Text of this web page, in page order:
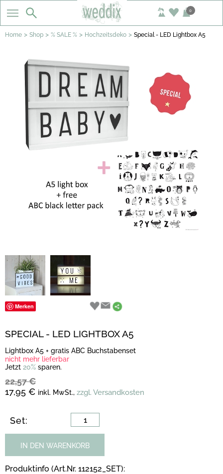
0
Home > Shop > % SALE % > Hochzeitsdeko > Special - LED Lightbox A5
Merken
SPECIAL - LED LIGHTBOX A5
Lightbox A5 + gratis ABC Buchstabenset
nicht mehr lieferbar
Jetzt 20% sparen.
22,57 €
17,95 € inkl. MwSt., zzgl. Versandkosten
Set:
IN DEN WARENKORB
Produktinfo (Art.Nr. 112152_SET):